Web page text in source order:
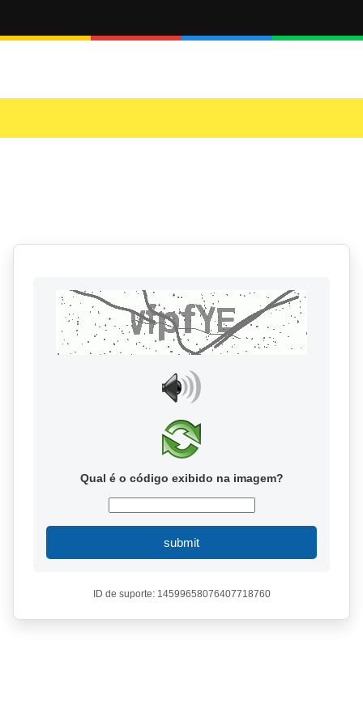
Qual é o código exibido na imagem?
submit
ID de suporte: 14599658076407718760